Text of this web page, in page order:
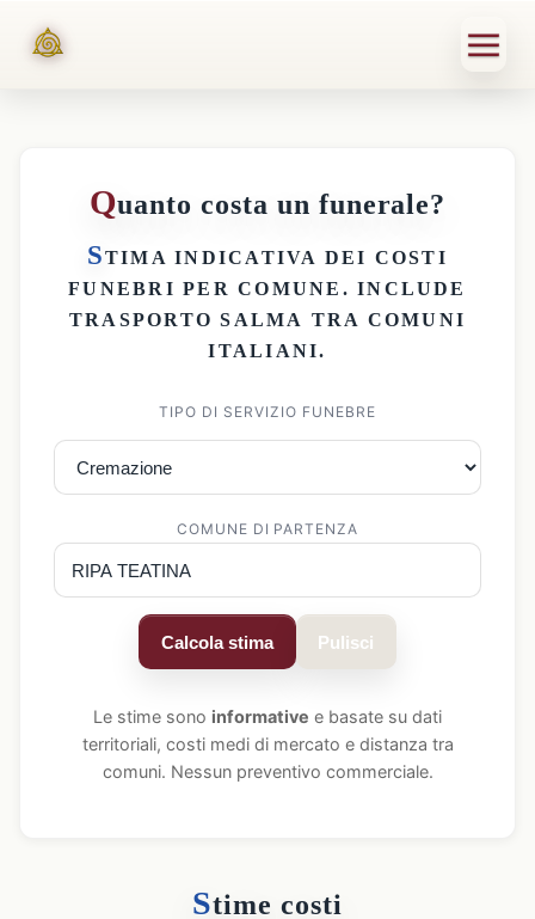
Quanto costa un funerale?
STIMA INDICATIVA DEI COSTI
FUNEBRI PER COMUNE . INCLUDE
TRASPORTO SALMA TRA COMUNI
ITALIANI.
TIPO DI SERVIZIO FUNEBRE
COMUNE DI PARTENZA
Calcola stima Pulisci
Le stime sono informative e basate su dati
territoriali, costi medi di mercato e distanza tra
comuni. Nessun preventivo commerciale.
Stime costi